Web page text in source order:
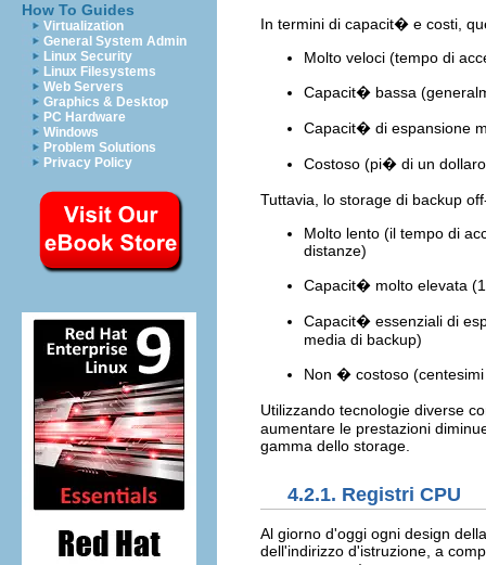
How To Guides
Virtualization
General System Admin
Linux Security
Linux Filesystems
Web Servers
Graphics & Desktop
PC Hardware
Windows
Problem Solutions
Privacy Policy
In termini di capacit� e costi,
Molto veloci (tempo di
Capacit� bassa
Capacit� di espansione
Costoso (pi� di un
Tuttavia, lo storage di backup
Molto lento (il tempo di
distanze)
Capacit� molto elevata
Capacit� essenziali di
media di backup)
Non � costoso
Utilizzando tecnologie diverse
aumentare le prestazioni
gamma dello storage.
4.2.1. Registri CPU
Al giorno d'oggi ogni design
dell'indirizzo d'istruzione, a